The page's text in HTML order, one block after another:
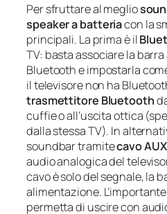
Per sfruttare al meglio
speaker a batteriacon la
principali. La prima è il
TV: basta associare la
Bluetooth e impostarla
il televisore non ha
trasmettitore Bluetooth
cuffie o all’uscita ottica
dalla stessa TV). In
soundbar tramitecavo AUX
audio analogica del
cavo è solo del segnale, la
alimentazione.
permetta di uscire con